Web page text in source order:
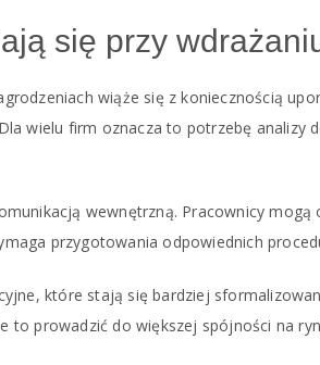
się przy
wiąże się z koniecznością
wielu firm oznacza to potrzebę analizy
wewnętrzną. Pracownicy mogą
przygotowania odpowiednich
które stają się bardziej
to prowadzić do większej spójności na